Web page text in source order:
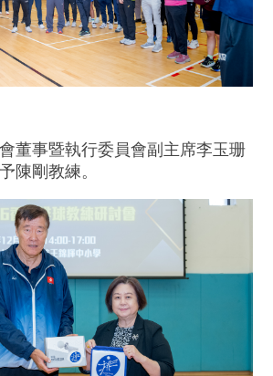
董事暨執行委員會副主席李玉珊
陳剛教練。